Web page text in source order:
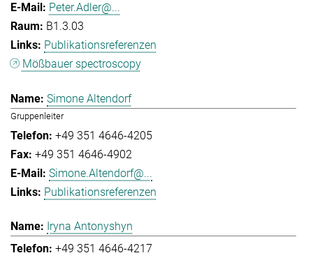
Peter.Adler@...
B1.3.03
Publikationsreferenzen
Mößbauer spectroscopy
Simone Altendorf
Gruppenleiter
+49 351 4646-4205
+49 351 4646-4902
Simone.Altendorf@...
Publikationsreferenzen
Iryna Antonyshyn
+49 351 4646-4217